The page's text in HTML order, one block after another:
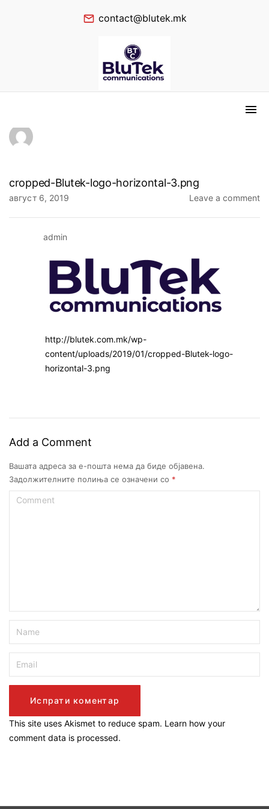
contact@blutek.mk
cropped-Blutek-logo-horizontal-3.png
август 6, 2019 Leave a comment
admin
http://blutek.com.mk/wp-
content/uploads/2019/01/cropped-Blutek-logo-
horizontal-3.png
Add a Comment
Вашата адреса за е-пошта нема да биде објавена.
Задолжителните полиња се означени со *
This site uses Akismet to reduce spam. Learn how your
comment data is processed.